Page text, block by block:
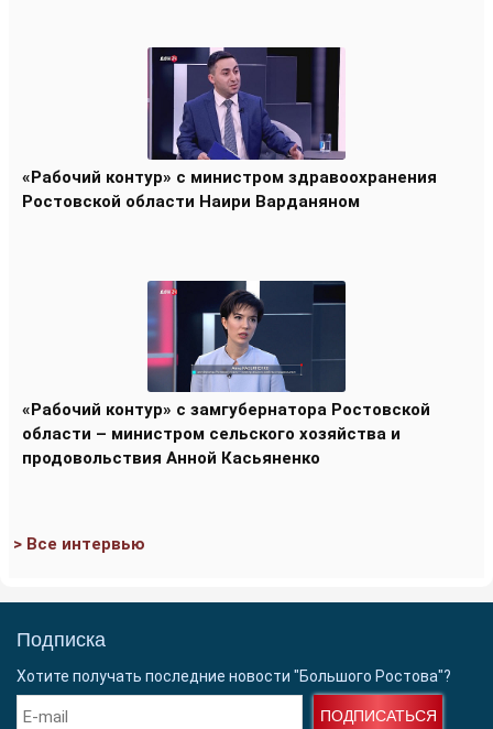
«Рабочий контур» с министром здравоохранения
Ростовской области Наири Варданяном
«Рабочий контур» с замгубернатора Ростовской
области – министром сельского хозяйства и
продовольствия Анной Касьяненко
> Все интервью
Подписка
Хотите получать последние новости "Большого Ростова"?
ПОДПИСАТЬСЯ